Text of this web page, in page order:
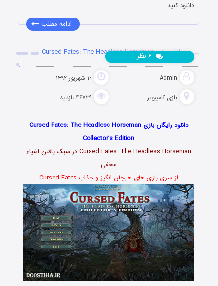
دانلود کنید.
ادامه مطلب
دانلود بازی Cursed Fates: The Headless Horseman
Admin ۱۰ شهریور ۱۳۹۲
بازی کامپیوتر ۴۶۷۳۹ بازدید
۶ نظر
دانلود رایگان بازی Cursed Fates: The Headless Horseman
Collector’s Edition
Cursed Fates: The Headless Horseman در سبک یافتن اشیاء
مخفی
از سری بازی های هیجان انگیز و جذاب Cursed Fates